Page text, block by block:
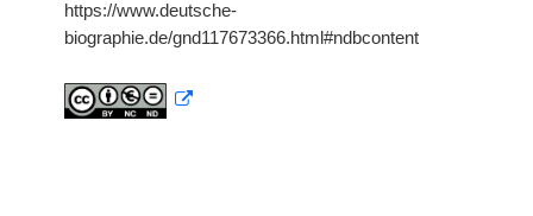
https://www.deutsche-
biographie.de/gnd117673366.html#ndbcontent